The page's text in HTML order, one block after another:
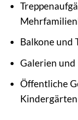
Balkone und
Galerien und
Öffentliche
Kindergärten